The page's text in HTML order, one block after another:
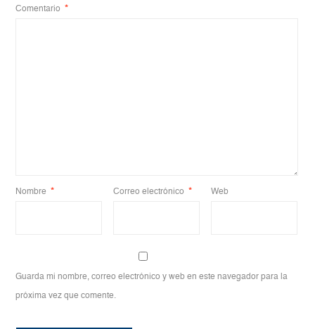
Comentario *
Nombre * Correo electrónico * Web
Guarda mi nombre, correo electrónico y web en este navegador para la
próxima vez que comente.